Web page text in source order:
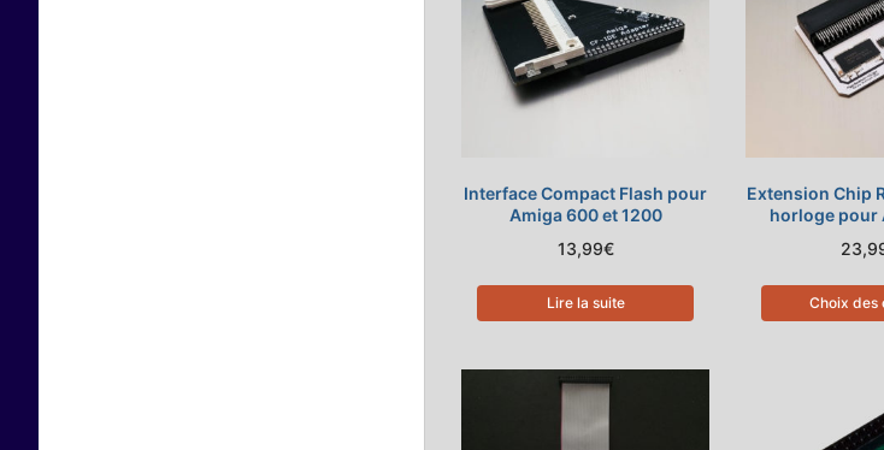
Interface Compact Flash pour
Amiga 600 et 1200
13,99€
Lire la suite
Extension Chip
horloge pour
Choix des